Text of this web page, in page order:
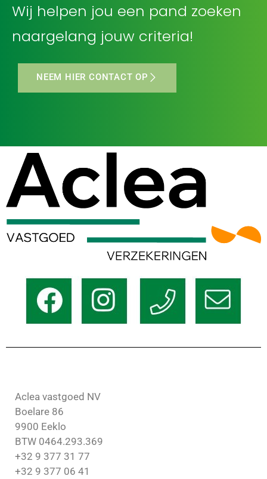
Wij helpen jou een pand zoeken
naargelang jouw criteria!
NEEM HIER CONTACT OP
Aclea vastgoed NV
Boelare 86
9900 Eeklo
BTW 0464.293.369
+32 9 377 31 77
+32 9 377 06 41